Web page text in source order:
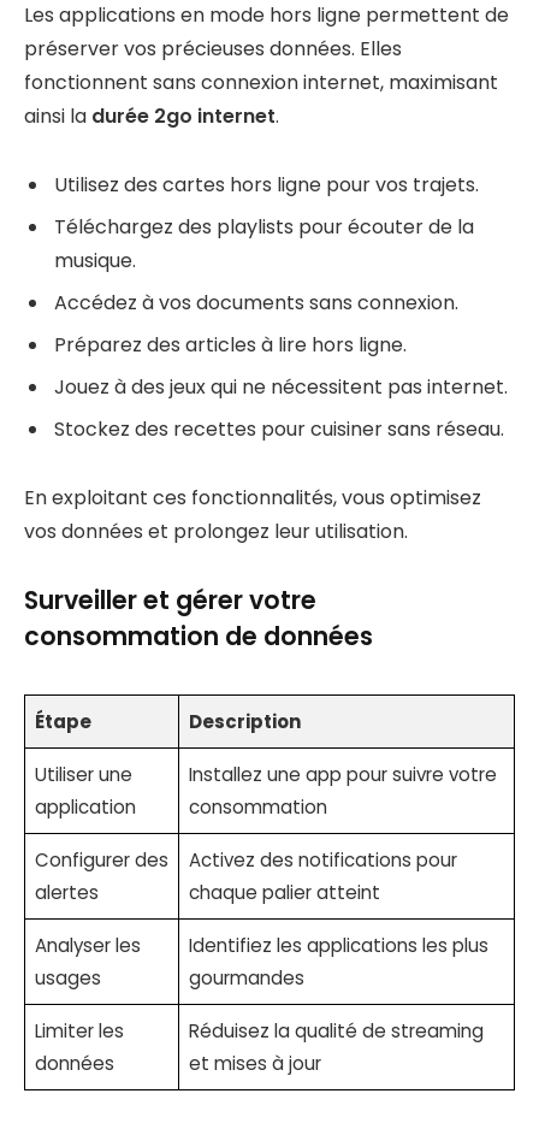
Les applications en mode hors ligne permettent de
préserver vos précieuses données. Elles
fonctionnent sans connexion internet, maximisant
ainsi la durée 2go internet.
Utilisez des cartes hors ligne pour vos trajets.
Téléchargez des playlists pour écouter de la
musique.
Accédez à vos documents sans connexion.
Préparez des articles à lire hors ligne.
Jouez à des jeux qui ne nécessitent pas internet.
Stockez des recettes pour cuisiner sans réseau.
En exploitant ces fonctionnalités, vous optimisez
vos données et prolongez leur utilisation.
Surveiller et gérer votre
consommation de données
Étape Description
Utiliser une
application
Installez une app pour suivre votre
consommation
Configurer des
alertes
Activez des notifications pour
chaque palier atteint
Analyser les
usages
Identifiez les applications les plus
gourmandes
Limiter les
données
Réduisez la qualité de streaming
et mises à jour